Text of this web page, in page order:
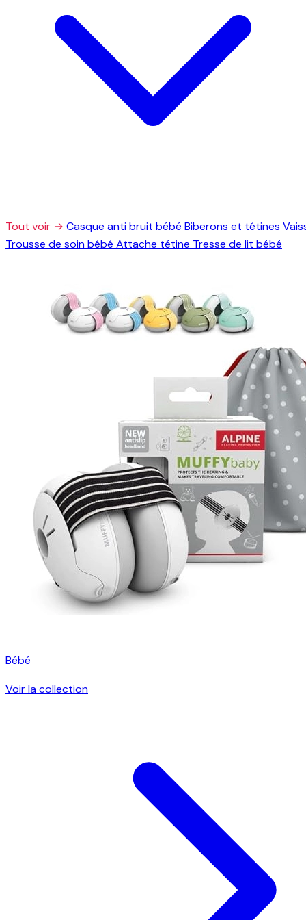
Tout voir → Casque anti bruit bébé Biberons et tétines
Trousse de soin bébé Attache tétine Tresse de lit bébé
Bébé
Voir la collection